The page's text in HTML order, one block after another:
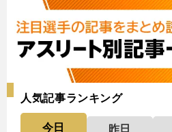
人気記事ランキング
今日 昨日